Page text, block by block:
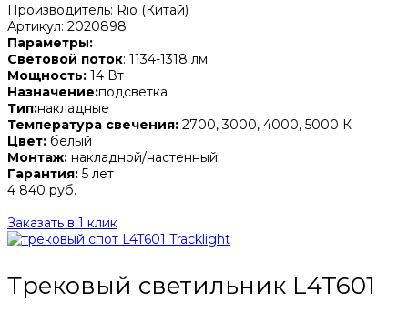
Производитель: Rio (Китай)
Артикул: 2020898
Параметры:
Световой поток: 1134-1318 лм
Мощность: 14 Вт
Назначение:подсветка
Тип:накладные
Температура свечения: 2700, 3000, 4000, 5000 К
Цвет: белый
Монтаж: накладной/настенный
Гарантия: 5 лет
4 840 руб.
Заказать в 1 клик
Трековый светильник L4T601